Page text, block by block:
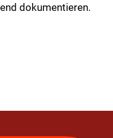
dokumentieren.